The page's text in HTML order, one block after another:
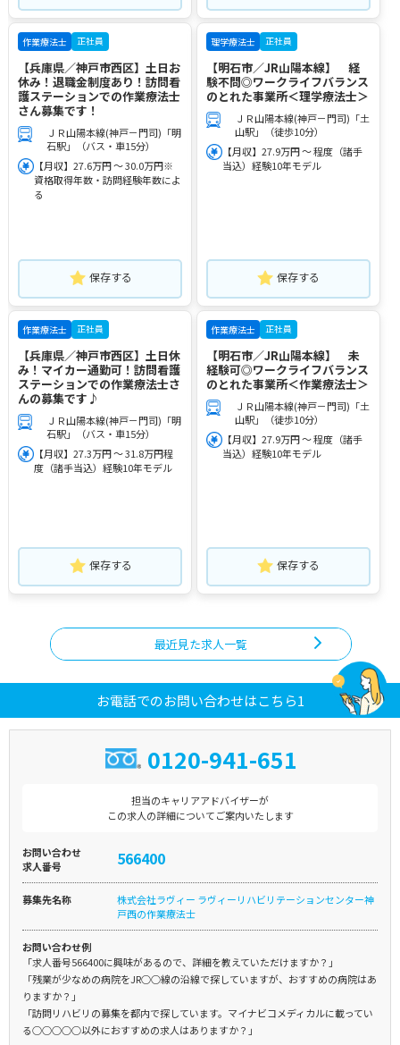
作業療法士 正社員
【兵庫県／神戸市西区】土日お
休み！退職金制度あり！訪問看
護ステーションでの作業療法士
さん募集です！
ＪＲ山陽本線(神戸－門司)「明
石駅」（バス・車15分）
【月収】27.6万円 ～ 30.0万円※
資格取得年数・訪問経験年数によ
る
保存する
理学療法士 正社員
【明石市／JR山陽本線】 経
験不問◎ワークライフバランス
のとれた事業所＜理学療法士＞
ＪＲ山陽本線(神戸－門司)「土
山駅」（徒歩10分）
【月収】27.9万円 ～ 程度（諸手
当込）経験10年モデル
保存する
作業療法士 正社員
【兵庫県／神戸市西区】土日休
み！マイカー通勤可！訪問看護
ステーションでの作業療法士さ
んの募集です♪
ＪＲ山陽本線(神戸－門司)「明
石駅」（バス・車15分）
【月収】27.3万円 ～ 31.8万円程
度（諸手当込）経験10年モデル
保存する
作業療法士 正社員
【明石市／JR山陽本線】 未
経験可◎ワークライフバランス
のとれた事業所＜作業療法士＞
ＪＲ山陽本線(神戸－門司)「土
山駅」（徒歩10分）
【月収】27.9万円 ～ 程度（諸手
当込）経験10年モデル
保存する
最近見た求人一覧
お電話でのお問い合わせはこちら1
0120-941-651
担当のキャリアアドバイザーが
この求人の詳細についてご案内いたします
お問い合わせ
求人番号
566400
募集先名称
株式会社ラヴィー ラヴィーリハビリテーションセンター神
戸西の作業療法士
お問い合わせ例
「求人番号566400に興味があるので、詳細を教えていただけますか？」
「残業が少なめの病院をJR○○線の沿線で探していますが、おすすめの病院はあ
りますか？」
「訪問リハビリの募集を都内で探しています。マイナビコメディカルに載ってい
る○○○○○以外におすすめの求人はありますか？」